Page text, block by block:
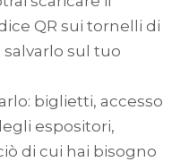
QR sui tornelli di
sul tuo
biglietti, accesso
espositori,
di cui hai bisogno